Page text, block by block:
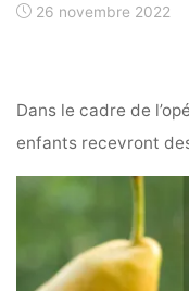
26 novembre 2022
Dans le cadre de
enfants recevront